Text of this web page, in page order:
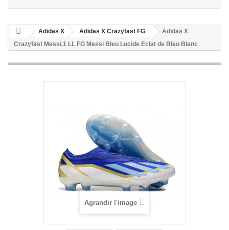
Adidas X Adidas X Crazyfast FG
Adidas X
Crazyfast Messi.1 LL FG Messi Bleu Lucide Eclat de Bleu Blanc
Agrandir l'image